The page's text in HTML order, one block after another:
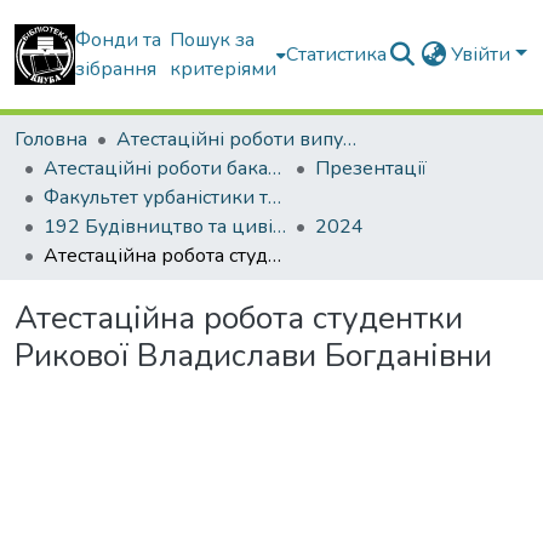
Фонди та
зібрання
Пошук за
критеріями
Статистика Увійти
Головна
Атестаційні роботи випускників
Атестаційні роботи бакалаврів
Презентації
Факультет урбаністики та просторового планування
192 Будівництво та цивільна інженерія. Міське будівництво та господарство
2024
Атестаційна робота студентки Рикової Владислави Богданівни
Атестаційна робота студентки
Рикової Владислави Богданівни